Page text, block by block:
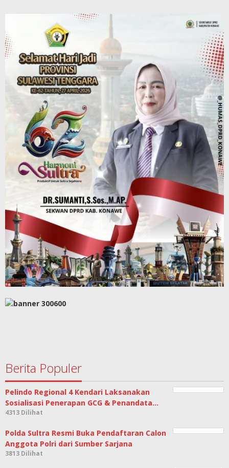
Berita Populer
Pelindo Regional 4 Kendari Laksanakan
Sosialisasi Penerapan GCG & Penandata…
4313 Dilihat
Polda Sultra Resmi Buka Pendaftaran Calon
Anggota Polri dari Sumber Sarjana
3813 Dilihat